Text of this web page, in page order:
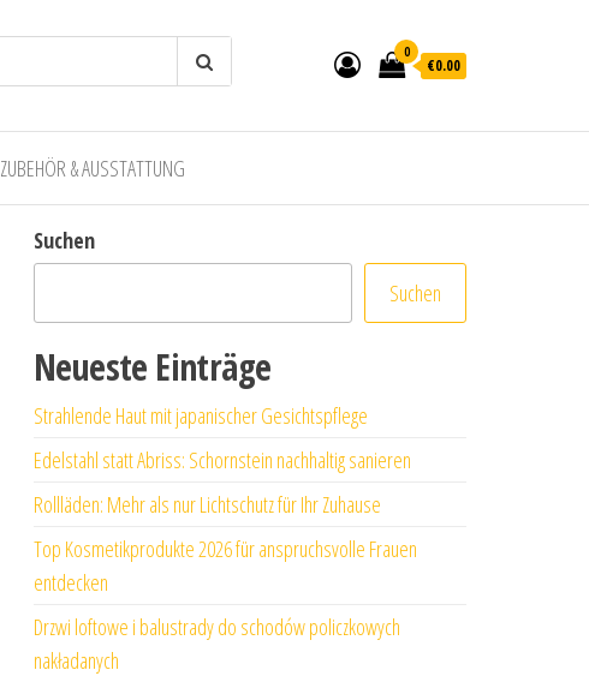
0
€0.00
ZUBEHÖR & AUSSTATTUNG
Suchen
Suchen
Neueste Einträge
Strahlende Haut mit japanischer Gesichtspflege
Edelstahl statt Abriss: Schornstein nachhaltig sanieren
Rollläden: Mehr als nur Lichtschutz für Ihr Zuhause
Top Kosmetikprodukte 2026 für anspruchsvolle Frauen
entdecken
Drzwi loftowe i balustrady do schodów policzkowych
nakładanych